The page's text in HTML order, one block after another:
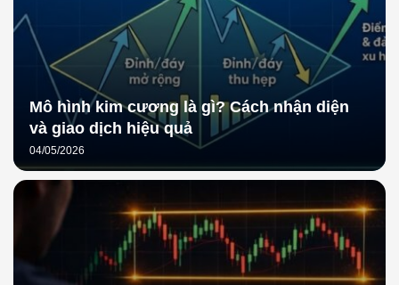
Mô hình kim cương là gì? Cách nhận diện
và giao dịch hiệu quả
04/05/2026